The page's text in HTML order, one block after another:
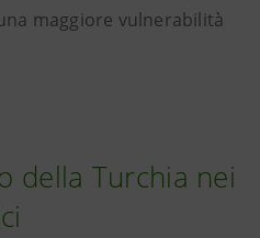
maggiore vulnerabilità
della Turchia nei